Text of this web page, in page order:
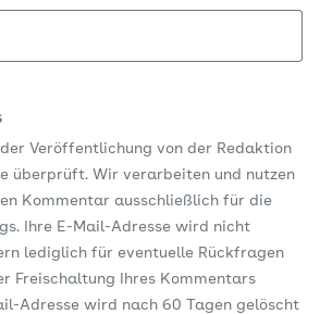
Veröffentlichung von der Redaktion
überprüft. Wir verarbeiten und nutzen
Kommentar ausschließlich für die
Ihre E-Mail-Adresse wird nicht
lediglich für eventuelle Rückfragen
Freischaltung Ihres Kommentars
Adresse wird nach 60 Tagen gelöscht